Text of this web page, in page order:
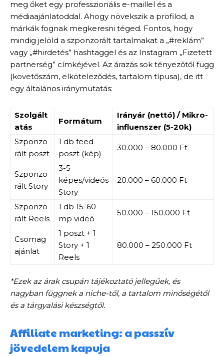
meg őket egy professzionális e-maillel és a
médiaajánlatoddal. Ahogy növekszik a profilod, a
márkák fognak megkeresni téged. Fontos, hogy
mindig jelöld a szponzorált tartalmakat a „#reklám”
vagy „#hirdetés” hashtaggel és az Instagram „Fizetett
partnerség” címkéjével. Az árazás sok tényezőtől függ
(követőszám, elköteleződés, tartalom típusa), de itt
egy általános iránymutatás:
Szolgált
atás
Formátum
Irányár (nettó) / Mikro-
influenszer (5-20k)
Szponzo
rált poszt
1 db feed
poszt (kép)
30.000 – 80.000 Ft
Szponzo
rált Story
3-5
képes/videós
Story
20.000 – 60.000 Ft
Szponzo
rált Reels
1 db 15-60
mp videó
50.000 – 150.000 Ft
Csomag
ajánlat
1 poszt + 1
Story + 1
Reels
80.000 – 250.000 Ft
*Ezek az árak csupán tájékoztató jellegűek, és
nagyban függnek a niche-től, a tartalom minőségétől
és a tárgyalási készségtől.
Affiliate marketing: a passzív
jövedelem kapuja